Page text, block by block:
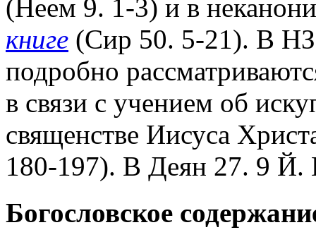
(Неем 9. 1-3) и в
книге (Сир 50. 5-21). В
подробно
в связи с учением об
священстве Иисуса
180-197). В Деян 27. 9 Й.
Богословское